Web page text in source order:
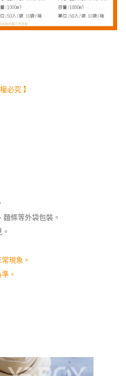
必究 】
麵條等外袋包裝。
現象。
。